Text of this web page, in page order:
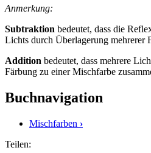
Anmerkung:
Subtraktion bedeutet, dass die
Lichts durch Überlagerung mehrerer
Addition bedeutet, dass mehrere
Färbung zu einer Mischfarbe
Buchnavigation
Mischfarben ›
Teilen: